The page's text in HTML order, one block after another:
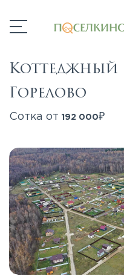
Коттеджный
Горелово
Сотка от 192 000₽